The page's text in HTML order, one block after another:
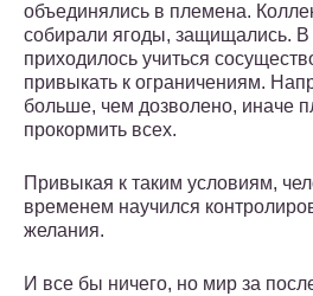
объединялись в племена.
собирали ягоды, защищались. В
приходилось учиться
привыкать к ограничениям.
больше, чем дозволено, иначе
прокормить всех.
Привыкая к таким условиям,
временем научился
желания.
И все бы ничего, но мир за